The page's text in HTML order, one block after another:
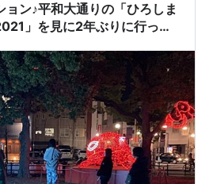
ョン♪平和大通りの「ひろしま
」を見に2年ぶりに行って